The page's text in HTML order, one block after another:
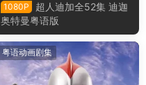
1080P
超人迪加全52集 迪迦
奥特曼粤语版
粤语动画剧集